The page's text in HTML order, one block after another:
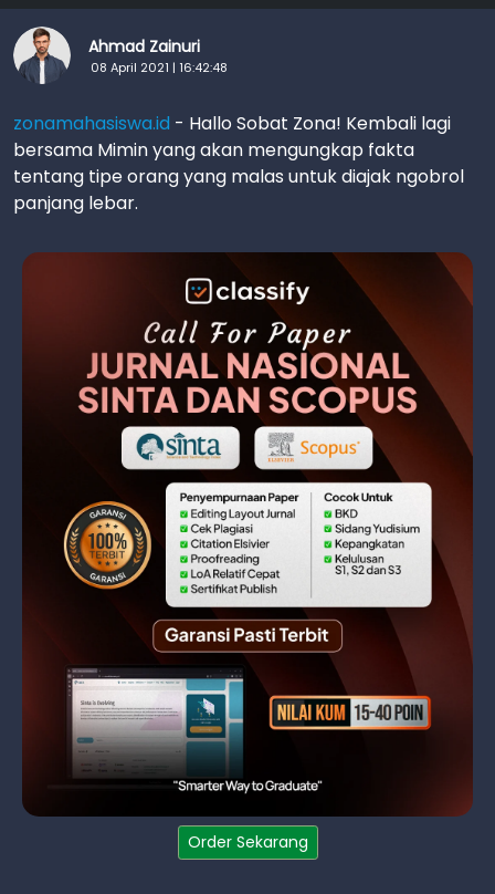
Ahmad Zainuri
08 April 2021 | 16:42:48
zonamahasiswa.id - Hallo Sobat Zona! Kembali lagi
bersama Mimin yang akan mengungkap fakta
tentang tipe orang yang malas untuk diajak ngobrol
panjang lebar.
Order Sekarang